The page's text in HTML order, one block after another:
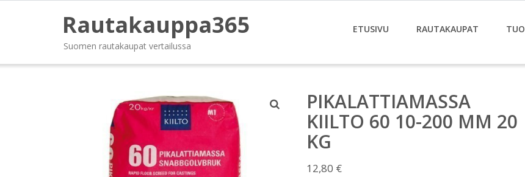
Rautakauppa365
Suomen rautakaupat vertailussa
ETUSIVU RAUTAKAUPAT
PIKALATTIAMASSA
KIILTO 60 10-200 MM 20
KG
12,80 €